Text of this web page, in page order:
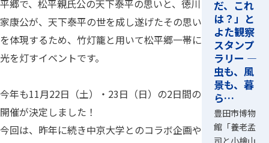
徳川の原点、松平氏始まりの地である豊田市松
平郷で、松平親氏公の天下泰平の思いと、徳川
家康公が、天下泰平の世を成し遂げたその思い
を体現するため、竹灯籠と用いて松平郷一帯に
今年も11月22日（土）・23日（日）の2日間の
開催が決定しました！
「なん
だ、これ
は？」と
よた観察
スタンプ
ラリー ―
虫も、風
景も、暮
ら…
豊田市博物